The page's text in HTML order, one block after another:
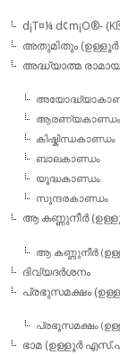
d¡T¤¼ d¢m¡O®-
അതുമിതും
അദ്ധ്യാത്മ
ആരണ്യകാണ്ഡം
കിഷ്കിന്ധകാണ്ഡം
ബാലകാണ്ഡം
യൂദ്ധകാണ്ഡം
സുന്ദരകാണ്ഡം
ആ കണ്ണുനീര്‍
ആ കണ്ണുനീര്‍
ദിവ്യദര്‍ശനം
പ്രഭുസമക്ഷം
പ്രഭുസമക്ഷം
ഭാമ (ഉള്ളൂര്‍